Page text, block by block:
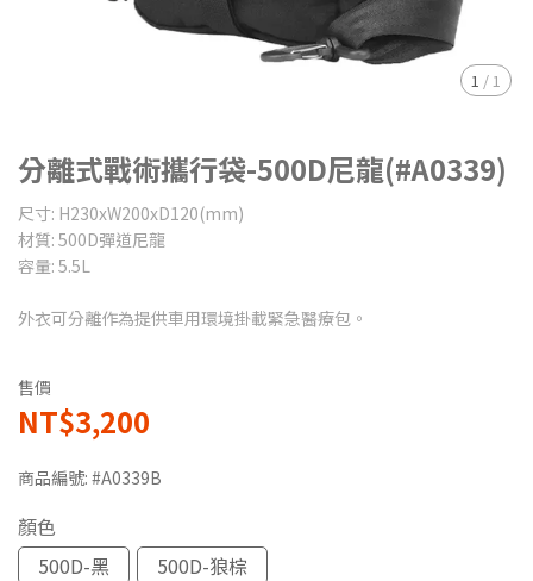
1 / 1
分離式戰術攜行袋-500D尼龍(#A0339)
尺寸: H230xW200xD120(mm)
材質: 500D彈道尼龍
容量: 5.5L
外衣可分離作為提供車用環境掛載緊急醫療包。
售價
NT$3,200
商品編號: #A0339B
顏色
500D-黑
500D-狼棕